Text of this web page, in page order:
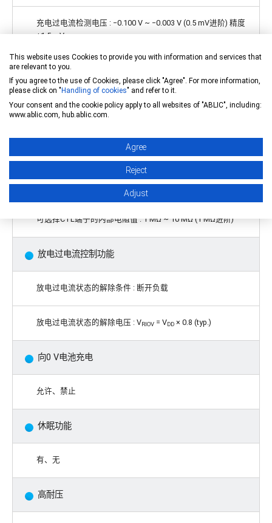
充电过电流检测电压 : −0.100 V ~ −0.003 V (0.5 mV进阶) 精度
±1.5 mV
各种检测延迟时间仅通过内置电路即可实现 (不需要外接
电容)
充放电控制功能
可选择CTL端子的控制逻辑 : 动态 "H"、动态 "L"
可选择CTL端子的内部电阻连接 : 上拉、下拉
可选择CTL端子的内部电阻值 : 1 MΩ ~ 10 MΩ (1 MΩ进阶)
放电过电流控制功能
放电过电流状态的解除条件 : 断开负载
放电过电流状态的解除电压 : VRIOV = VDD × 0.8 (typ.)
向0 V电池充电
允许、禁止
休眠功能
有、无
高耐压
This website uses Cookies to provide you with information and services that
are relevant to you.
If you agree to the use of Cookies, please click "Agree". For more information,
please click on " Handling of cookies" and refer to it.
Your consent and the cookie policy apply to all websites of "ABLIC", including:
www.ablic.com, hub.ablic.com.
Agree
Reject
Adjust